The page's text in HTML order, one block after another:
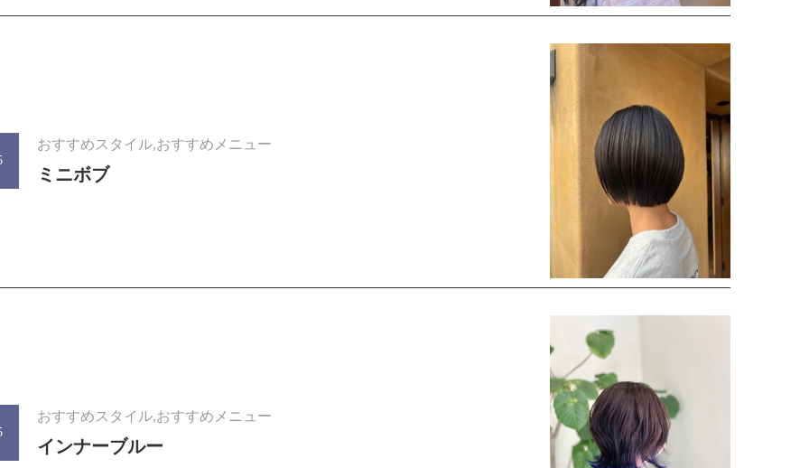
おすすめスタイル,おすすめメニュー
ミニボブ
おすすめスタイル,おすすめメニュー
インナーブルー